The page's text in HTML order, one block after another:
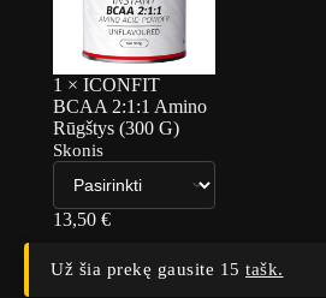
1 ×ICONFIT
BCAA 2:1:1 Amino
Rūgštys (300 G)
Skonis
13,50€
Už šia prekę gausite 15 tašk.